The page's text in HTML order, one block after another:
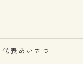
代表あいさつ